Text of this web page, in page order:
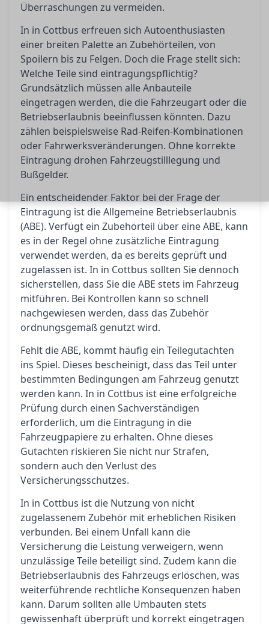
Überraschungen zu vermeiden.
In in Cottbus erfreuen sich Autoenthusiasten
einer breiten Palette an Zubehörteilen, von
Spoilern bis zu Felgen. Doch die Frage stellt sich:
Welche Teile sind eintragungspflichtig?
Grundsätzlich müssen alle Anbauteile
eingetragen werden, die die Fahrzeugart oder die
Betriebserlaubnis beeinflussen könnten. Dazu
zählen beispielsweise Rad-Reifen-Kombinationen
oder Fahrwerksveränderungen. Ohne korrekte
Eintragung drohen Fahrzeugstilllegung und
Bußgelder.
Ein entscheidender Faktor bei der Frage der
Eintragung ist die Allgemeine Betriebserlaubnis
(ABE). Verfügt ein Zubehörteil über eine ABE, kann
es in der Regel ohne zusätzliche Eintragung
verwendet werden, da es bereits geprüft und
zugelassen ist. In in Cottbus sollten Sie dennoch
sicherstellen, dass Sie die ABE stets im Fahrzeug
mitführen. Bei Kontrollen kann so schnell
nachgewiesen werden, dass das Zubehör
ordnungsgemäß genutzt wird.
Fehlt die ABE, kommt häufig ein Teilegutachten
ins Spiel. Dieses bescheinigt, dass das Teil unter
bestimmten Bedingungen am Fahrzeug genutzt
werden kann. In in Cottbus ist eine erfolgreiche
Prüfung durch einen Sachverständigen
erforderlich, um die Eintragung in die
Fahrzeugpapiere zu erhalten. Ohne dieses
Gutachten riskieren Sie nicht nur Strafen,
sondern auch den Verlust des
Versicherungsschutzes.
In in Cottbus ist die Nutzung von nicht
zugelassenem Zubehör mit erheblichen Risiken
verbunden. Bei einem Unfall kann die
Versicherung die Leistung verweigern, wenn
unzulässige Teile beteiligt sind. Zudem kann die
Betriebserlaubnis des Fahrzeugs erlöschen, was
weiterführende rechtliche Konsequenzen haben
kann. Darum sollten alle Umbauten stets
gewissenhaft überprüft und korrekt eingetragen